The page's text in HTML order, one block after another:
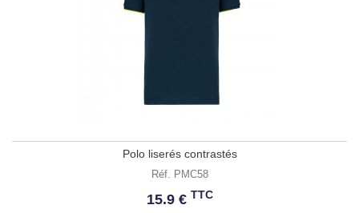
Polo liserés contrastés
Réf. PMC58
15.9 € TTC